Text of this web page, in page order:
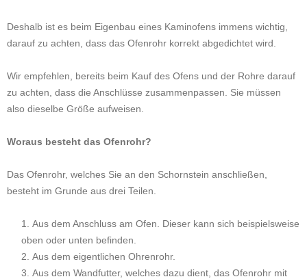
Deshalb ist es beim Eigenbau eines Kaminofens immens wichtig,
darauf zu achten, dass das Ofenrohr korrekt abgedichtet wird.
Wir empfehlen, bereits beim Kauf des Ofens und der Rohre darauf
zu achten, dass die Anschlüsse zusammenpassen. Sie müssen
also dieselbe Größe aufweisen.
Woraus besteht das Ofenrohr?
Das Ofenrohr, welches Sie an den Schornstein anschließen,
besteht im Grunde aus drei Teilen.
Aus dem Anschluss am Ofen. Dieser kann sich beispielsweise
oben oder unten befinden.
Aus dem eigentlichen Ohrenrohr.
Aus dem Wandfutter, welches dazu dient, das Ofenrohr mit